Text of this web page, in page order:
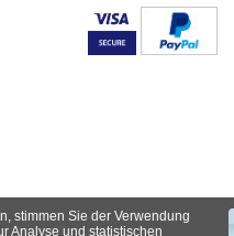
stimmen Sie der Verwendung
Analyse und statistischen